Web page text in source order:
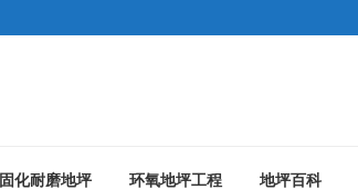
固化耐磨地坪 环氧地坪工程 地坪百科